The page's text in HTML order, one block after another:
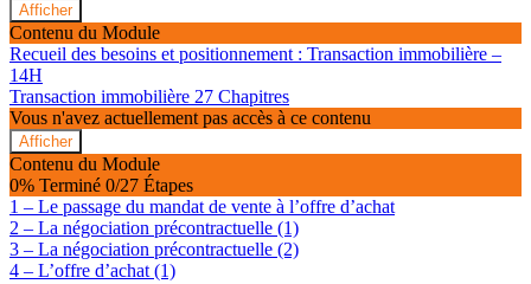
Afficher
Positionnement
Contenu du Module
Recueil des besoins et positionnement : Transaction immobilière –
14H
Transaction immobilière 27 Chapitres
Vous n'avez actuellement pas accès à ce contenu
Afficher
Transaction
immobilière
Contenu du Module
0% Terminé 0/27 Étapes
1 – Le passage du mandat de vente à l’offre d’achat
2 – La négociation précontractuelle (1)
3 – La négociation précontractuelle (2)
4 – L’offre d’achat (1)